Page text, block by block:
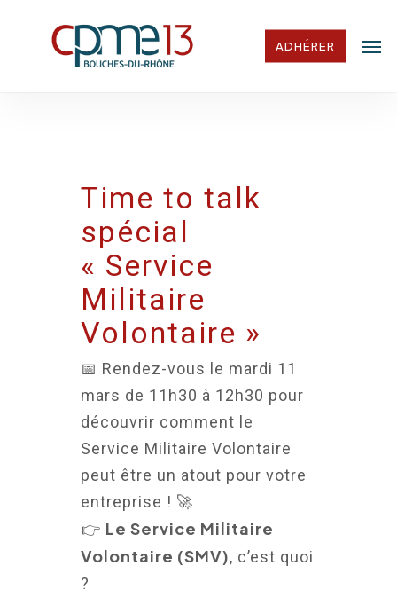
ADHÉRER
Time to talk
spécial
« Service
Militaire
Volontaire »
📅 Rendez-vous le mardi 11
mars de 11h30 à 12h30 pour
découvrir comment le
Service Militaire Volontaire
peut être un atout pour votre
entreprise ! 🚀
👉 Le Service Militaire
Volontaire (SMV), c’est quoi
?